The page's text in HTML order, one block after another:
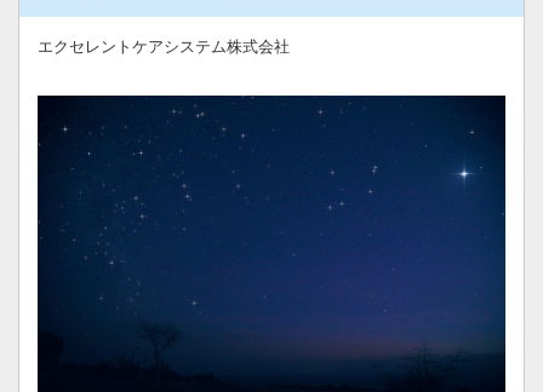
エクセレントケアシステム株式会社